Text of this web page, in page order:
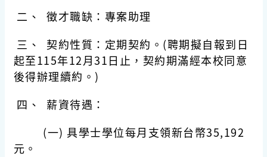
二、 徵才職缺：專案助理
三、 契約性質：定期契約。(聘期擬自報到日
起至115年12月31日止，契約期滿經本校同意
後得辦理續約。)
四、 薪資待遇：
(一) 具學士學位每月支領新台幣35,192
元。